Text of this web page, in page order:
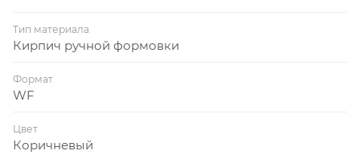
Тип материала
Кирпич ручной формовки
Формат
WF
Цвет
Коричневый